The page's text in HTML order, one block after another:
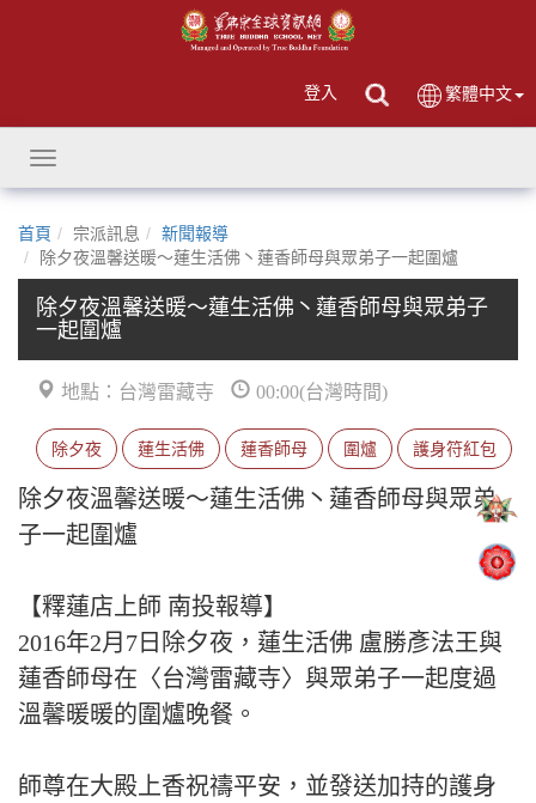
登入 繁體中文
Toggle
navigation
首頁 宗派訊息
新聞報導
除夕夜溫馨送暖～蓮生活佛丶蓮香師母與眾弟子一起圍爐
除夕夜溫馨送暖～蓮生活佛丶蓮香師母與眾弟子
一起圍爐
地點：台灣雷藏寺 00:00(台灣時間)
除夕夜 蓮生活佛 蓮香師母 圍爐 護身符紅包
除夕夜溫馨送暖～蓮生活佛丶蓮香師母與眾弟
子一起圍爐
【釋蓮店上師 南投報導】
2016年2月7日除夕夜，蓮生活佛 盧勝彥法王與
蓮香師母在〈台灣雷藏寺〉與眾弟子一起度過
溫馨暖暖的圍爐晚餐。
師尊在大殿上香祝禱平安，並發送加持的護身